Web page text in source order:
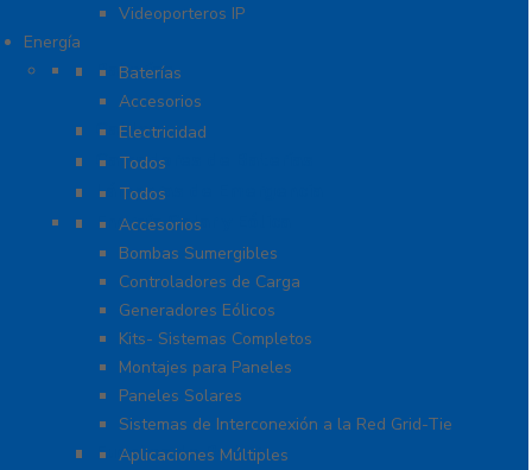
Videoporteros IP
Energía
Baterías
Baterías
Accesorios
Cables
Electricidad
Cargadores de Baterías
Todos
Lámparas de Emergencia
Todos
Energía Solar y Eólica
Accesorios
Bombas Sumergibles
Controladores de Carga
Generadores Eólicos
Kits- Sistemas Completos
Montajes para Paneles
Paneles Solares
Sistemas de Interconexión a la Red Grid-Tie
Fuentes de Poder
Aplicaciones Múltiples